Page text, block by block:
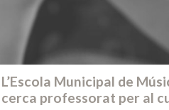
L’Escola Municipal de
cerca professorat per al